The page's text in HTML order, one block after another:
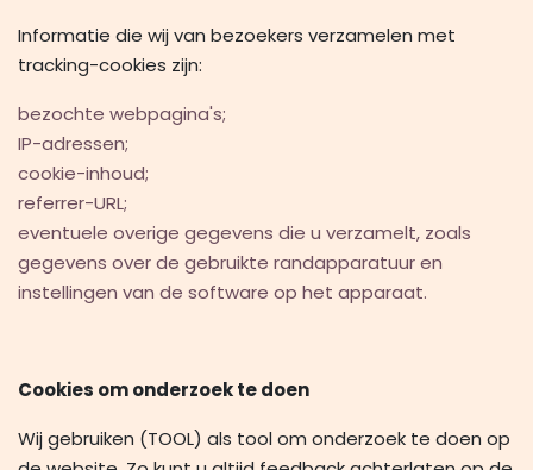
Informatie die wij van bezoekers verzamelen met
tracking-cookies zijn:
bezochte webpagina's;
IP-adressen;
cookie-inhoud;
referrer-URL;
eventuele overige gegevens die u verzamelt, zoals
gegevens over de gebruikte randapparatuur en
instellingen van de software op het apparaat.
Cookies om onderzoek te doen
Wij gebruiken (TOOL) als tool om onderzoek te doen op